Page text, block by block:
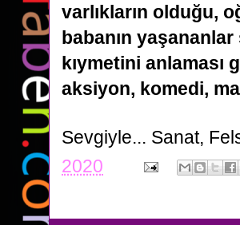
varlıkların olduğu,
babanın yaşananlar
kıymetini anlaması
aksiyon, komedi,
Sevgiyle... Sanat,
2020